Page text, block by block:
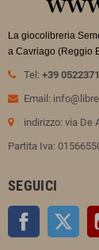
La giocolibreria
a Cavriago (Reggio
Tel: +39
Email:
indirizzo: via De
Partita Iva:
SEGUICI
Facebook